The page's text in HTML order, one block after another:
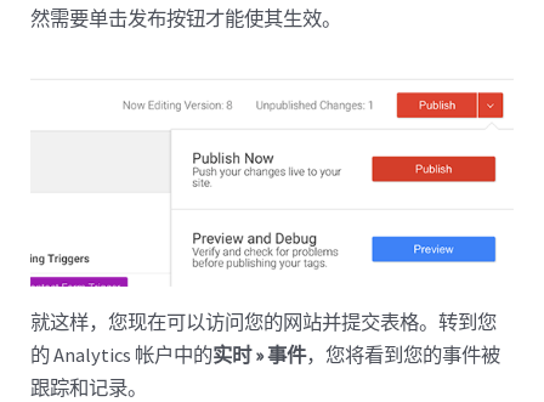
然需要单击发布按钮才能使其生效。
就这样，您现在可以访问您的网站并提交表格。转到您
的 Analytics 帐户中的实时 » 事件，您将看到您的事件被
跟踪和记录。